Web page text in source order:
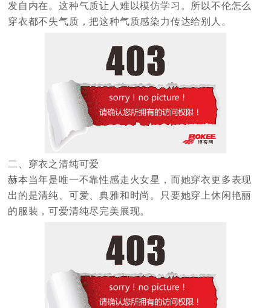
发自内在。这种气质让人难以模仿学习。所以不伦怎么
穿衣都不失气质，把这种气质感染力传达给别人。
二、穿衣之清纯可爱
赫本当年是唯一不靠性感走火女星，而她穿衣更多表现
出的是清纯、可爱、典雅和时尚。只要她穿上休闲艳丽
的服装，可爱清纯尽完美展现。